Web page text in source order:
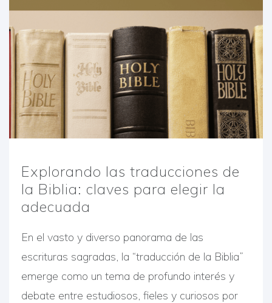
Explorando las traducciones de
la Biblia: claves para elegir la
adecuada
En el vasto y diverso panorama de las
escrituras sagradas, la “traducción de la Biblia”
emerge como un tema de profundo interés y
debate entre estudiosos, fieles y curiosos por